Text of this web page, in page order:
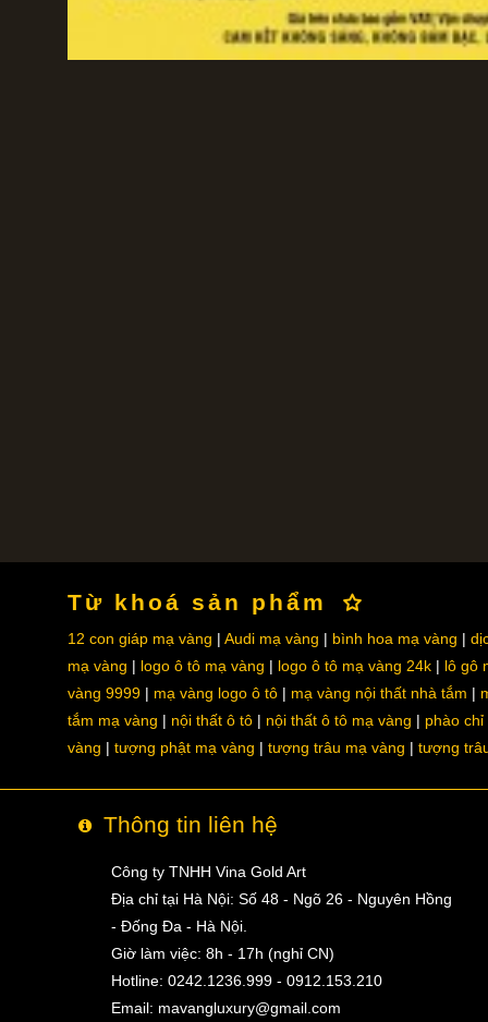
Từ khoá sản phẩm
12 con giáp mạ vàng Audi mạ vàng bình hoa mạ vàng
mạ vàng
logo ô tô mạ vàng logo ô tô mạ vàng 24k
lô gô
vàng 9999
mạ vàng logo ô tô mạ vàng nội thất nhà tắm
tắm mạ vàng
nội thất ô tô nội thất ô tô mạ vàng
phào chỉ
vàng
tượng phật mạ vàng tượng trâu mạ vàng tượng
Thông tin liên hệ
Công ty TNHH Vina Gold Art
Địa chỉ tại Hà Nội: Số 48 - Ngõ 26 - Nguyên Hồng
- Đống Đa - Hà Nội.
Giờ làm việc: 8h - 17h (nghỉ CN)
Hotline: 0242.1236.999 - 0912.153.210
Email: mavangluxury@gmail.com